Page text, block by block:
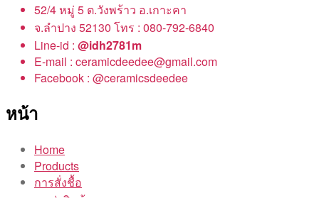
52/4 หมู่ 5 ต.วังพร้าว อ.เกาะคา
จ.ลำปาง 52130 โทร : 080-792-6840
Line-id : @idh2781m
E-mail : ceramicdeedee@gmail.com
Facebook : @ceramicsdeedee
หน้า
Home
Products
การสั่งชื้อ